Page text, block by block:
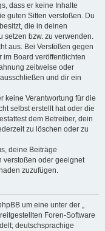
dass er keine Inhalte
guten Sitten verstoßen. Du
die in deinen
bzw. zu verwenden.
aus. Bei Verstößen gegen
Board veröffentlichten
zeitweise oder
und dir ein
keine Verantwortung für die
selbst erstellt hat oder die
dem Betreiber, dein
zu löschen oder zu
deine Beiträge
verstoßen oder geeignet
zuzufügen.
um eine unter der „
Foren-Software
deutschsprachige